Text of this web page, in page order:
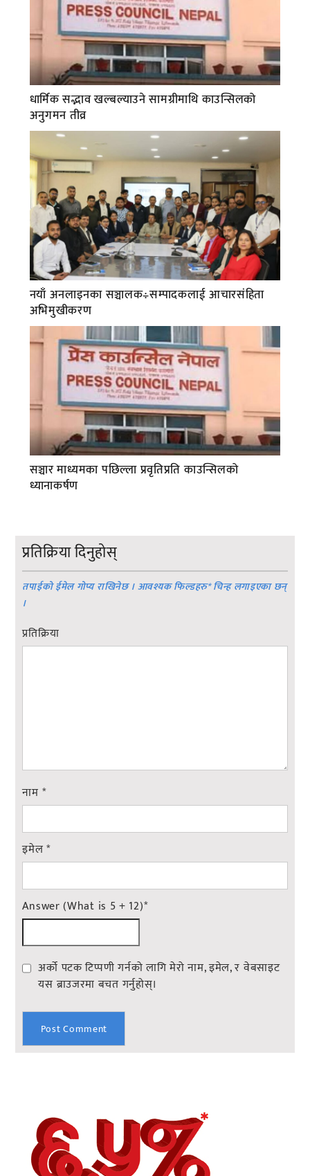
धार्मिक सद्भाव खल्बल्याउने सामग्रीमाथि काउन्सिलको
अनुगमन तीव्र
नयाँ अनलाइनका सञ्चालक÷सम्पादकलाई आचारसंहिता
अभिमुखीकरण
सञ्चार माध्यमका पछिल्ला प्रवृतिप्रति काउन्सिलको
ध्यानाकर्षण
प्रतिक्रिया दिनुहोस्
तपाईको ईमेल गोप्य राखिनेछ । आवश्यक फिल्डहरु*चिन्ह लगाइएका छन्
।
प्रतिक्रिया
नाम *
इमेल*
Answer (What is 5 + 12)*
अर्को पटक टिप्पणी गर्नको लागि मेरो नाम, इमेल, र वेबसाइट
यस ब्राउजरमा बचत गर्नुहोस्।